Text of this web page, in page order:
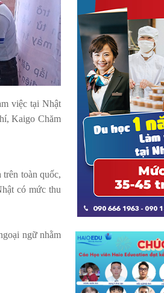
việc tại Nhật
Kaigo Chăm
toàn quốc,
có mức thu
ngữ nhằm